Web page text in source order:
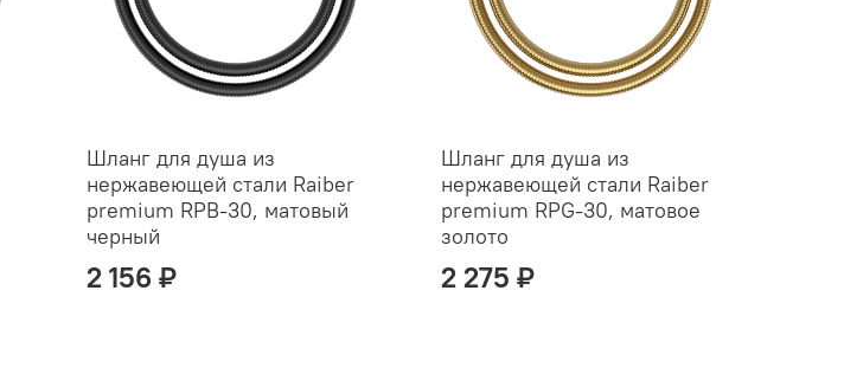
Шланг для душа из
нержавеющей стали Raiber
premium RPB-30, матовый
черный
2 156 ₽
Шланг для душа из
нержавеющей стали Raiber
premium RPG-30, матовое
золото
2 275 ₽